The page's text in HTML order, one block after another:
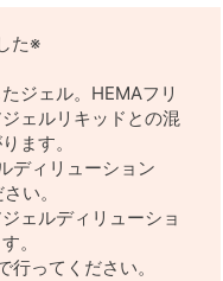
た※
ジェル。HEMAフリ
ェルリキッドとの混
ます。
ディリューション
い。
ェルディリューショ
。
ってください。